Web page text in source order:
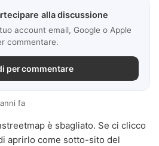
alla discussione
account email, Google o Apple
commentare.
per commentare
fa
è sbagliato. Se ci clicco
aprirlo come sotto-sito del